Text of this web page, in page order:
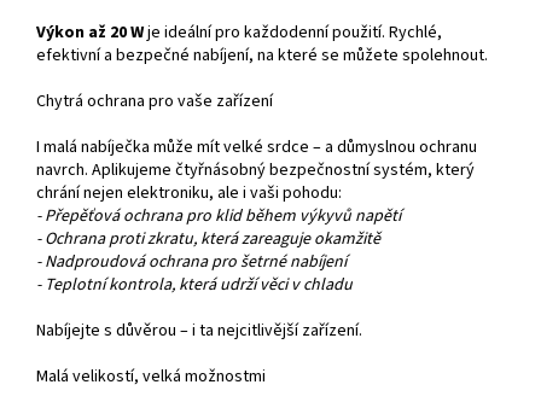
Výkon až 20 Wje ideální pro každodenní použití. Rychlé,
efektivní a bezpečné nabíjení, na které se můžete spolehnout.
Chytrá ochrana pro vaše zařízení
I malá nabíječka může mít velké srdce – a důmyslnou ochranu
navrch. Aplikujeme čtyřnásobný bezpečnostní systém, který
chrání nejen elektroniku, ale i vaši pohodu:
- Přepěťová ochrana pro klid během výkyvů napětí
- Ochrana proti zkratu, která zareaguje okamžitě
- Nadproudová ochrana pro šetrné nabíjení
- Teplotní kontrola, která udrží věci v chladu
Nabíjejte s důvěrou – i ta nejcitlivější zařízení.
Malá velikostí, velká možnostmi